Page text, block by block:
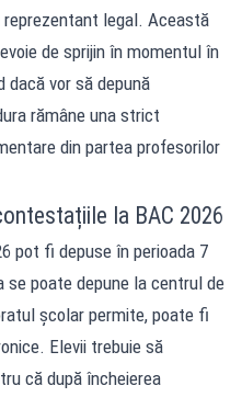
reprezentant legal. Această
de sprijin în momentul în
dacă vor să depună
rămâne una strict
din partea profesorilor
la BAC 2026
pot fi depuse în perioada 7
se poate depune la centrul de
școlar permite, poate fi
Elevii trebuie să
că după încheierea